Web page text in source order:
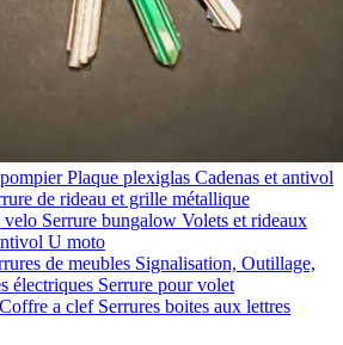
Plaque plexiglas Cadenas et antivol
de rideau et grille métallique
Serrure bungalow Volets et rideaux
U moto
de meubles Signalisation, Outillage,
électriques Serrure pour volet
Coffre a clef Serrures boites aux lettres